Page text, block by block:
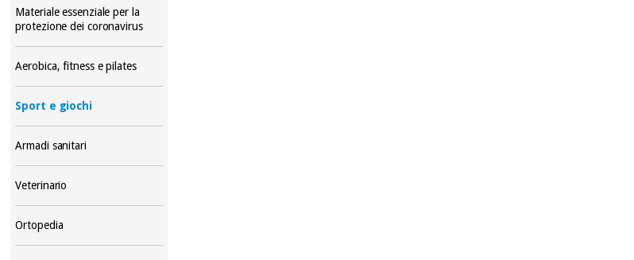
Materiale essenziale per la
protezione dei coronavirus
Aerobica, fitness e pilates
Sport e giochi
Armadi sanitari
Veterinario
Ortopedia